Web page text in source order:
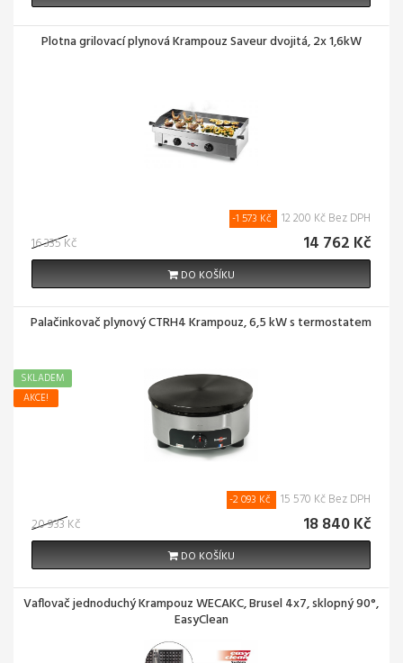
Plotna grilovací plynová Krampouz Saveur dvojitá, 2x 1,6kW
16 335 Kč
-1 573 Kč 12 200 Kč Bez DPH
14 762 Kč
DO KOŠÍKU
Palačinkovač plynový CTRH4 Krampouz, 6,5 kW s termostatem
AKCE!
SKLADEM
20 933 Kč
-2 093 Kč 15 570 Kč Bez DPH
18 840 Kč
DO KOŠÍKU
Vaflovač jednoduchý Krampouz WECAKC, Brusel 4x7, sklopný 90°,
EasyClean